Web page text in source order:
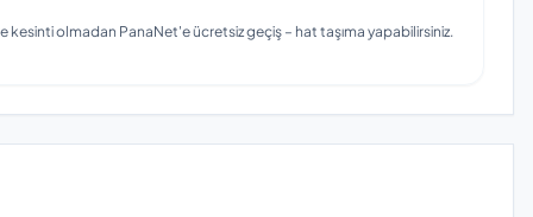
kesinti olmadan PanaNet'e ücretsiz geçiş – hat taşıma yapabilirsiniz.